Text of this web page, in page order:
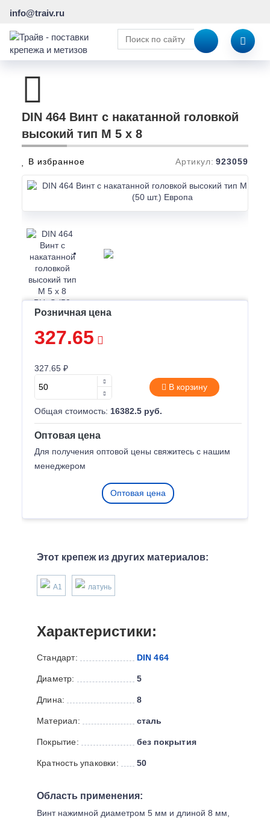
info@traiv.ru
DIN 464 Винт с накатанной головкой
высокий тип M 5 x 8
В избранное Артикул: 923059
Розничная цена
327.65
327.65 ₽
В корзину
Общая стоимость: 16382.5 руб.
Оптовая цена
Для получения оптовой цены свяжитесь с нашим
менеджером
Оптовая цена
Этот крепеж из других материалов:
А1 латунь
Характеристики:
Стандарт: DIN 464
Диаметр: 5
Длина: 8
Материал: сталь
Покрытие: без покрытия
Кратность упаковки: 50
Область применения:
Винт нажимной диаметром 5 мм и длиной 8 мм,